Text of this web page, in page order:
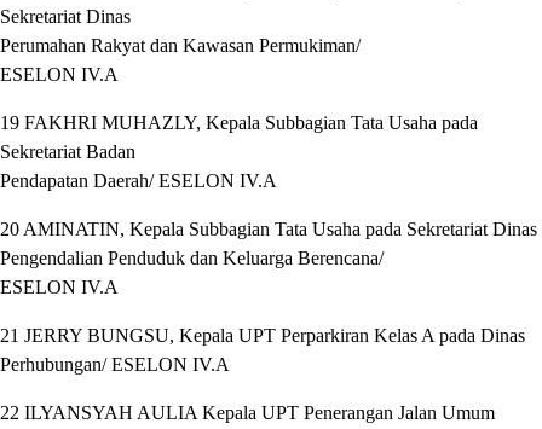
Sekretariat Dinas
Perumahan Rakyat dan Kawasan Permukiman/
ESELON IV.A
19 FAKHRI MUHAZLY, Kepala Subbagian Tata Usaha pada
Sekretariat Badan
Pendapatan Daerah/ ESELON IV.A
20 AMINATIN, Kepala Subbagian Tata Usaha pada Sekretariat Dinas
Pengendalian Penduduk dan Keluarga Berencana/
ESELON IV.A
21 JERRY BUNGSU, Kepala UPT Perparkiran Kelas A pada Dinas
Perhubungan/ ESELON IV.A
22 ILYANSYAH AULIA Kepala UPT Penerangan Jalan Umum